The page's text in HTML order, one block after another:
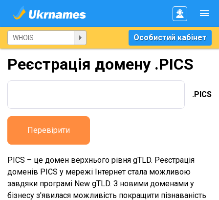
Особистий кабінет
Реєстрація домену .PICS
.PICS
Перевірити
PICS – це домен верхнього рівня gTLD. Реєстрація
доменів PICS у мережі Інтернет стала можливою
завдяки програмі New gTLD. З новими доменами у
бізнесу з'явилася можливість покращити пізнаваність